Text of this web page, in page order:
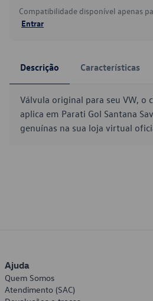
Compatibilidade disponível apenas
Entrar
Descrição Características
Válvula original para seu VW,
aplica em Parati Gol Santana
genuínas na sua loja virtual
Ajuda
Quem Somos
Atendimento (SAC)